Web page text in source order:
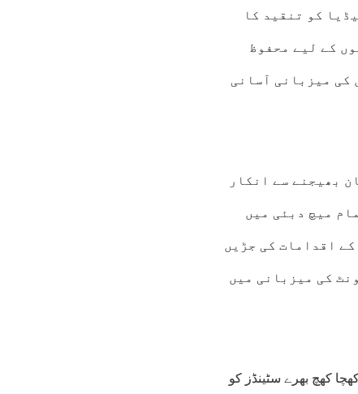
کو تنقید کا
کے لیے محفوظ
کی میزبانی آسانی
بھیجنے سے انکار
میچ دبئی میں
اقدامات کی جڑیں
کی میزبانی میں
کھچ بھرے سٹینڈز کو
26°C 27°C 29°C